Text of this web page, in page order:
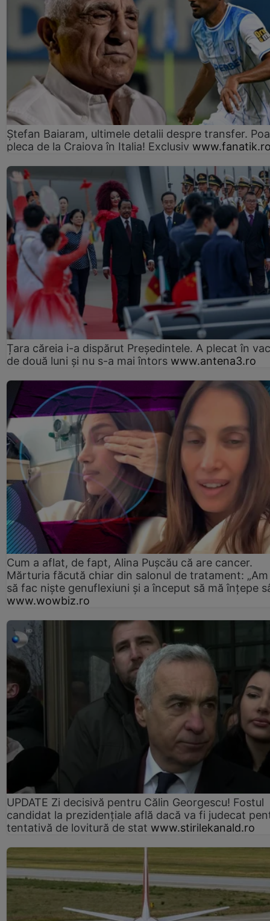
Ștefan Baiaram, ultimele detalii despre transfer.
pleca de la Craiova în Italia! Exclusiv
Țara căreia i-a dispărut Președintele. A plecat în
de două luni și nu s-a mai întors www.antena3.ro
Cum a aflat, de fapt, Alina Pușcău că are cancer.
Mărturia făcută chiar din salonul de tratament:
să fac niște genuflexiuni și a început să mă înțepe
www.wowbiz.ro
UPDATE Zi decisivă pentru Călin Georgescu! Fostul
candidat la prezidențiale află dacă va fi judecat
tentativă de lovitură de stat www.stirilekanald.ro